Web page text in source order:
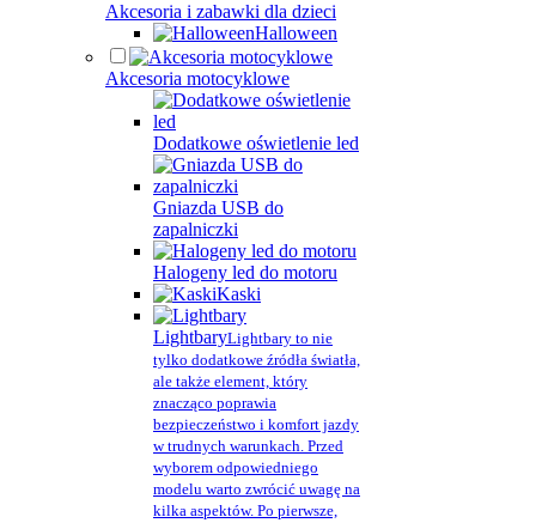
Akcesoria i zabawki dla dzieci
Halloween
Akcesoria motocyklowe
Dodatkowe oświetlenie led
Gniazda USB do
zapalniczki
Halogeny led do motoru
Kaski
LightbaryLightbary to nie
tylko dodatkowe źródła światła,
ale także element, który
znacząco poprawia
bezpieczeństwo i komfort jazdy
w trudnych warunkach. Przed
wyborem odpowiedniego
modelu warto zwrócić uwagę na
kilka aspektów. Po pierwsze,